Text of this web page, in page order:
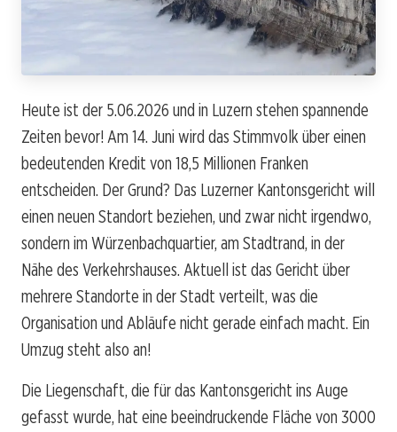
Heute ist der 5.06.2026 und in Luzern stehen spannende
Zeiten bevor! Am 14. Juni wird das Stimmvolk über einen
bedeutenden Kredit von 18,5 Millionen Franken
entscheiden. Der Grund? Das Luzerner Kantonsgericht will
einen neuen Standort beziehen, und zwar nicht irgendwo,
sondern im Würzenbachquartier, am Stadtrand, in der
Nähe des Verkehrshauses. Aktuell ist das Gericht über
mehrere Standorte in der Stadt verteilt, was die
Organisation und Abläufe nicht gerade einfach macht. Ein
Umzug steht also an!
Die Liegenschaft, die für das Kantonsgericht ins Auge
gefasst wurde, hat eine beeindruckende Fläche von 3000